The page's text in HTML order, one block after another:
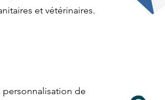
et vétérinaires.
personnalisation de